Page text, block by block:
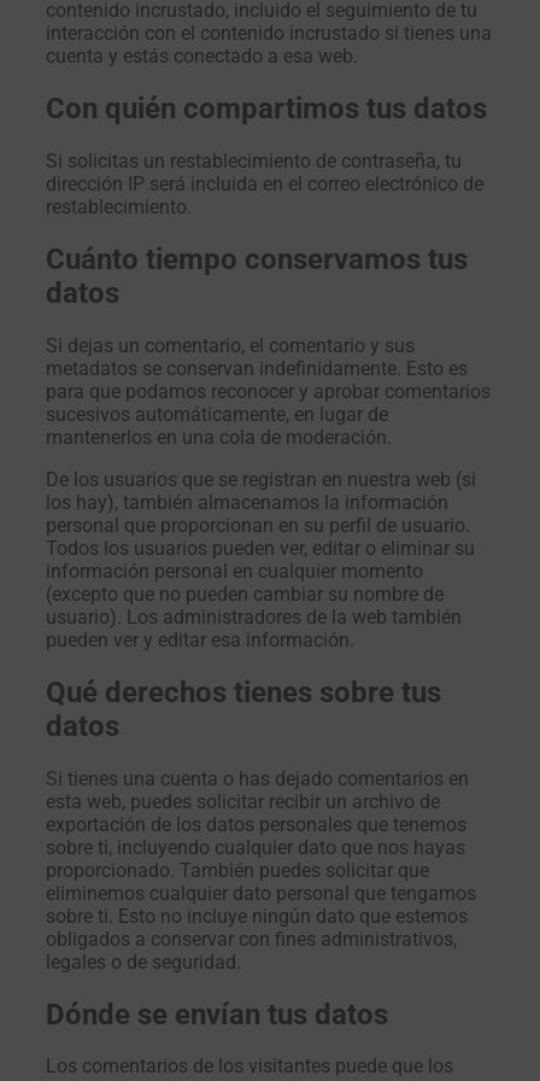
contenido incrustado, incluido el seguimiento de tu
interacción con el contenido incrustado si tienes una
cuenta y estás conectado a esa web.
Con quién compartimos tus datos
Si solicitas un restablecimiento de contraseña, tu
dirección IP será incluida en el correo electrónico de
restablecimiento.
Cuánto tiempo conservamos tus
datos
Si dejas un comentario, el comentario y sus
metadatos se conservan indefinidamente. Esto es
para que podamos reconocer y aprobar comentarios
sucesivos automáticamente, en lugar de
mantenerlos en una cola de moderación.
De los usuarios que se registran en nuestra web (si
los hay), también almacenamos la información
personal que proporcionan en su perfil de usuario.
Todos los usuarios pueden ver, editar o eliminar su
información personal en cualquier momento
(excepto que no pueden cambiar su nombre de
usuario). Los administradores de la web también
pueden ver y editar esa información.
Qué derechos tienes sobre tus
datos
Si tienes una cuenta o has dejado comentarios en
esta web, puedes solicitar recibir un archivo de
exportación de los datos personales que tenemos
sobre ti, incluyendo cualquier dato que nos hayas
proporcionado. También puedes solicitar que
eliminemos cualquier dato personal que tengamos
sobre ti. Esto no incluye ningún dato que estemos
obligados a conservar con fines administrativos,
legales o de seguridad.
Dónde se envían tus datos
Los comentarios de los visitantes puede que los